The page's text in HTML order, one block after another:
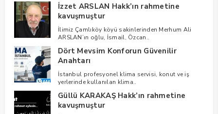
İzzet ARSLAN Hakk’ın rahmetine
kavuşmuştur
İlimiz Çamlıköy köyü sakinlerinden Merhum Ali
ARSLAN’ın oğlu, İsmail, Özcan..
Dört Mevsim Konforun Güvenilir
Anahtarı
İstanbul profesyonel klima servisi, konut ve iş
yerlerinde kullanılan klima..
Güllü KARAKAŞ Hakk’ın rahmetine
kavuşmuştur